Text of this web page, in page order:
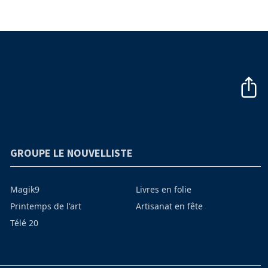
GROUPE LE NOUVELLISTE
Magik9
Printemps de l'art
Télé 20
Livres en folie
Artisanat en fête